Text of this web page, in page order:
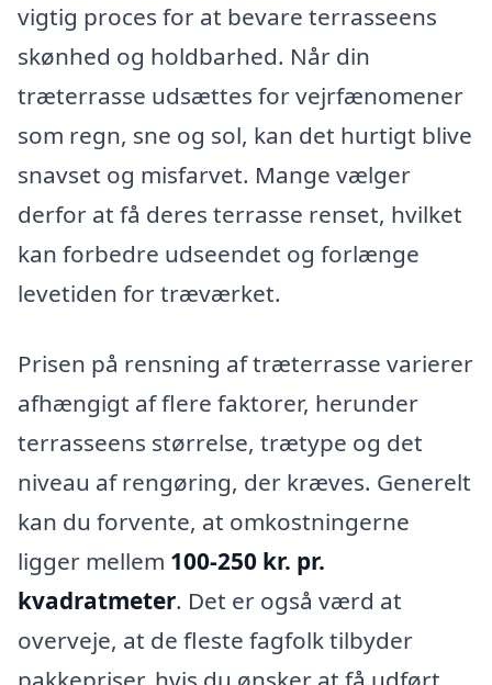
vigtig proces for at bevare terrasseens
skønhed og holdbarhed. Når din
træterrasse udsættes for vejrfænomener
som regn, sne og sol, kan det hurtigt blive
snavset og misfarvet. Mange vælger
derfor at få deres terrasse renset, hvilket
kan forbedre udseendet og forlænge
levetiden for træværket.
Prisen på rensning af træterrasse varierer
afhængigt af flere faktorer, herunder
terrasseens størrelse, trætype og det
niveau af rengøring, der kræves. Generelt
kan du forvente, at omkostningerne
ligger mellem 100-250 kr. pr.
kvadratmeter. Det er også værd at
overveje, at de fleste fagfolk tilbyder